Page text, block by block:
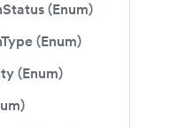
(Enum)
(Enum)
(Enum)